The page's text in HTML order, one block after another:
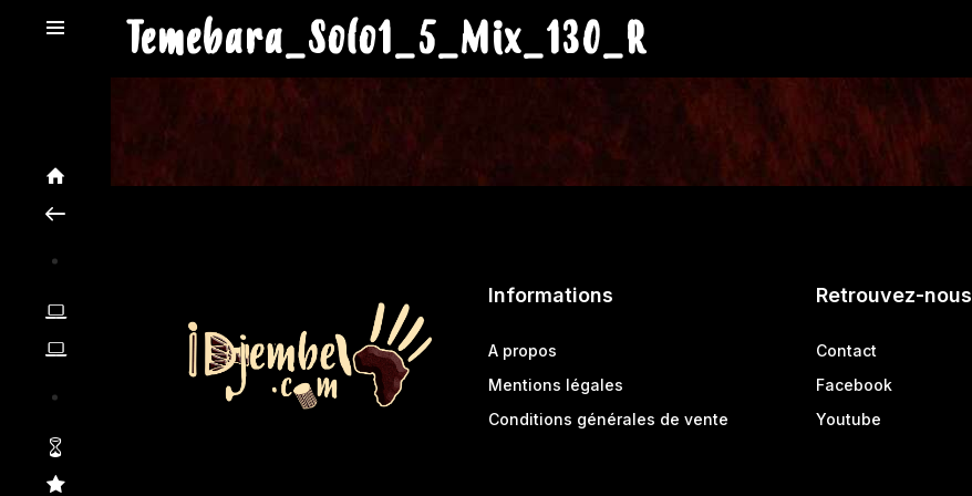
Temebara_Solo1_5_Mix_130_R
Informations
A propos
Mentions légales
Conditions générales de vente
Retrouvez-nous
Contact
Facebook
Youtube